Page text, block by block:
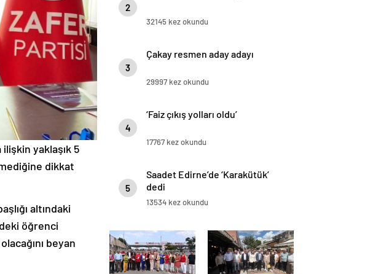
yaklaşık 5
dikkat
altındaki
öğrenci
beyan
2
32145 kez okundu
3
Çakay resmen aday adayı
29997 kez okundu
4
‘Faiz çıkış yolları oldu’
17767 kez okundu
5
Saadet Edirne’de ‘Karakütük’
dedi
13534 kez okundu